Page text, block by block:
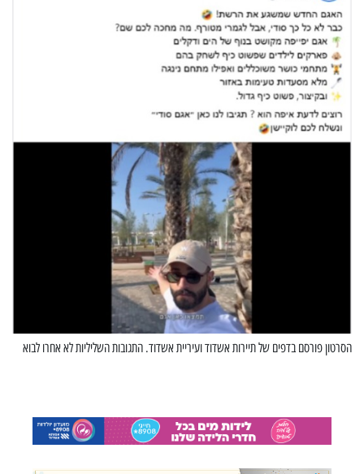
הסרטון פורסם בדפים של תיירות אשדוד ועיריית אשדוד. התגובות השליליות לא אחרו לבוא